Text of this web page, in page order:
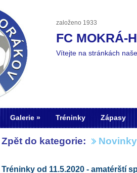
založeno 1933
FC MOKRÁ-
Vítejte na stránkách
Galerie Tréninky Zápasy
Zpět do kategorie: Novinky
Tréninky od 11.5.2020 - amatérští